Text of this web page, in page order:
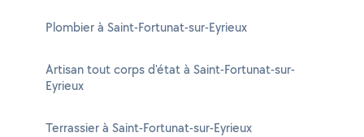
Plombier à Saint-Fortunat-sur-Eyrieux
Artisan tout corps d'état à Saint-Fortunat-sur-
Eyrieux
Terrassier à Saint-Fortunat-sur-Eyrieux